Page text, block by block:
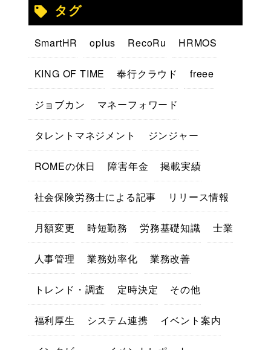
タグ
SmartHR oplus RecoRu HRMOS
KING OF TIME 奉行クラウド freee
ジョブカン マネーフォワード
タレントマネジメント ジンジャー
ROMEの休日 障害年金 掲載実績
社会保険労務士による記事 リリース情報
月額変更 時短勤務 労務基礎知識 士業
人事管理 業務効率化 業務改善
トレンド・調査 定時決定 その他
福利厚生 システム連携 イベント案内